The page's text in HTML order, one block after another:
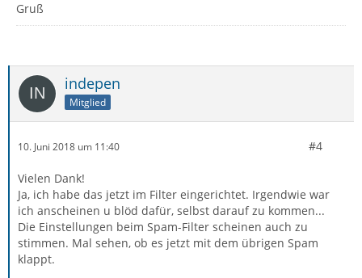
Gruß
indepen
Mitglied
10. Juni 2018 um 11:40 #4
Vielen Dank!
Ja, ich habe das jetzt im Filter eingerichtet. Irgendwie war
ich anscheinen u blöd dafür, selbst darauf zu kommen...
Die Einstellungen beim Spam-Filter scheinen auch zu
stimmen. Mal sehen, ob es jetzt mit dem übrigen Spam
klappt.